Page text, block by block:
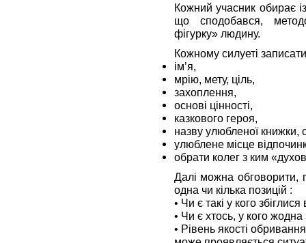
Кожний учасник обирає
що сподобався,
фігурку» людину.
Кожному силуеті
ім’я,
мрію, мету, ціль,
захоплення,
основі цінності,
казкового героя,
назву улюбленої книжки,
улюблене місце
обрати колег з ким
Далі можна обговорити,
одна чи кілька позицій :
• Чи є такі у кого
• Чи є хтось, у кого жодна
• Рівень якості